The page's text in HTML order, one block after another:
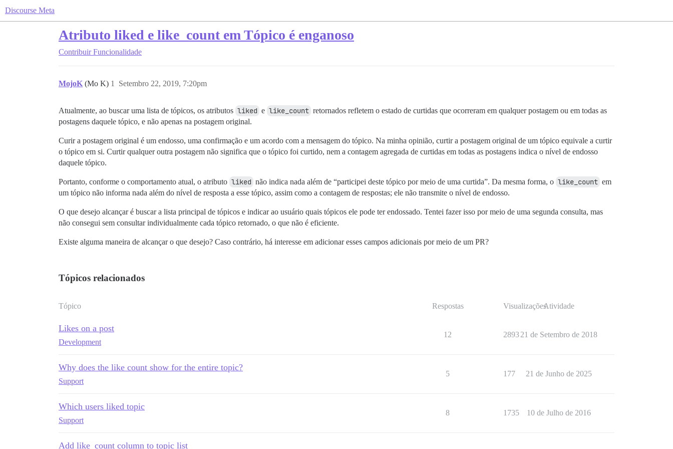
Discourse Meta
Atributo liked e like_count em Tópico é enganoso
Contribuir Funcionalidade
MojoK (Mo K) Setembro 22, 2019, 7:20pm
1
Atualmente, ao buscar uma lista de tópicos, os atributos liked e like_count retornados refletem o estado de curtidas que ocorreram em qualquer postagem ou em todas as
postagens daquele tópico, e não apenas na postagem original.
Curir a postagem original é um endosso, uma confirmação e um acordo com a mensagem do tópico. Na minha opinião, curtir a postagem original de um tópico equivale a curtir
o tópico em si. Curtir qualquer outra postagem não significa que o tópico foi curtido, nem a contagem agregada de curtidas em todas as postagens indica o nível de endosso
daquele tópico.
Portanto, conforme o comportamento atual, o atributo liked não indica nada além de “participei deste tópico por meio de uma curtida”. Da mesma forma, o like_count em
um tópico não informa nada além do nível de resposta a esse tópico, assim como a contagem de respostas; ele não transmite o nível de endosso.
O que desejo alcançar é buscar a lista principal de tópicos e indicar ao usuário quais tópicos ele pode ter endossado. Tentei fazer isso por meio de uma segunda consulta, mas
não consegui sem consultar individualmente cada tópico retornado, o que não é eficiente.
Existe alguma maneira de alcançar o que desejo? Caso contrário, há interesse em adicionar esses campos adicionais por meio de um PR?
Tópicos relacionados
Tópico Respostas VisualizaçõesAtividade
Likes on a post
Development
12 289321 de Setembro de 2018
Why does the like count show for the entire topic?
Support
5 177 21 de Junho de 2025
Which users liked topic
Support
8 1735 10 de Julho de 2016
Add like_count column to topic list